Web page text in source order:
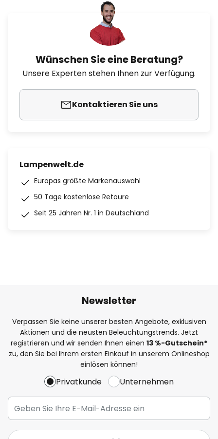
Wünschen Sie eine Beratung?
Unsere Experten stehen Ihnen zur Verfügung.
Kontaktieren Sie uns
Lampenwelt.de
Europas größte Markenauswahl
50 Tage kostenlose Retoure
Seit 25 Jahren Nr. 1 in Deutschland
Newsletter
Verpassen Sie keine unserer besten Angebote, exklusiven
Aktionen und die neusten Beleuchtungstrends. Jetzt
registrieren und wir senden Ihnen einen 13 %-Gutschein*
zu, den Sie bei Ihrem ersten Einkauf in unserem Onlineshop
einlösen können!
Privatkunde Unternehmen